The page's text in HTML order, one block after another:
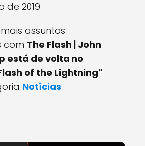
de 2019
assuntos
com The Flash | John
está de volta no
of the Lightning"
Notícias.